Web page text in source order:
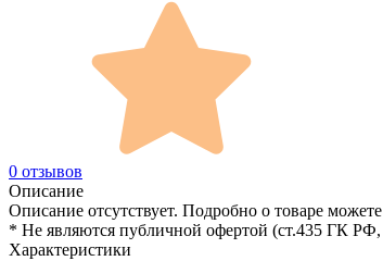
0 отзывов
Описание
Описание отсутствует. Подробно о товаре
* Не являются публичной офертой (ст.435 ГК
Характеристики